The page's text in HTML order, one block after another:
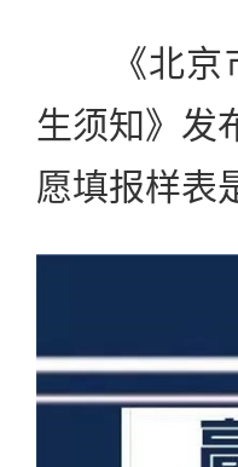
《北京市
生须知》发
愿填报样表